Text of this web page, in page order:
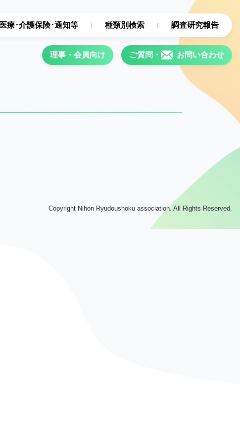
医療･介護保険･通知等 種類別検索 調査研究報告
理事・会員向け ご質問・ お問い合わせ
Copyright Nihon Ryudoushoku association. All Rights Reserved.